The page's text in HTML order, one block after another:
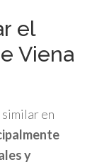
el
Viena
en
y